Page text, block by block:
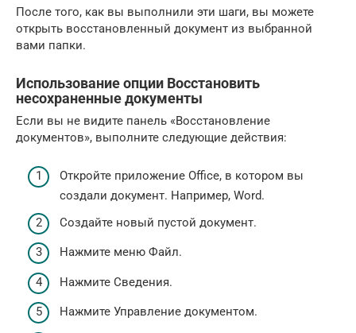
После того, как вы выполнили эти шаги, вы можете
открыть восстановленный документ из выбранной
вами папки.
Использование опции Восстановить
несохраненные документы
Если вы не видите панель «Восстановление
документов», выполните следующие действия:
Откройте приложение Office, в котором вы
создали документ. Например, Word.
Создайте новый пустой документ.
Нажмите меню Файл.
Нажмите Сведения.
Нажмите Управление документом.